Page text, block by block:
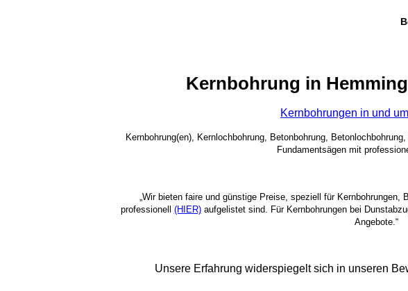
Kernbohrung in
Kernbohrungen in und
Kernbohrung(en), Kernlochbohrung, Betonbohrung,
Fundamentsägen mit
„Wir bieten faire und günstige Preise, speziell für Kernbohrungen,
professionell (HIER)aufgelistet sind. Für Kernbohrungen bei
Angebote.“
Unsere Erfahrung widerspiegelt sich in unseren